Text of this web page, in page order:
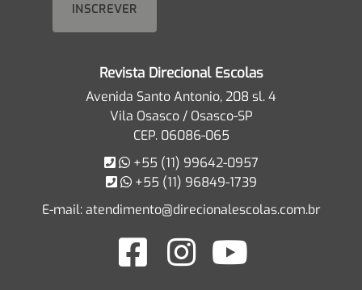
Revista Direcional Escolas
Avenida Santo Antonio, 208 sl. 4
Vila Osasco / Osasco-SP
CEP. 06086-065
+55 (11) 99642-0957
+55 (11) 96849-1739
E-mail:atendimento@direcionalescolas.com.br